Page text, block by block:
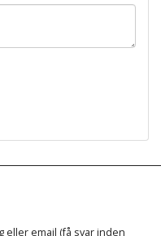
eller email (få svar inden